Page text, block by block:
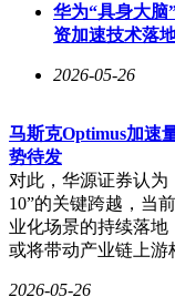
华为“具身大脑
资加速技术落
2026-05-26
马斯克Optimus加速
势待发
对此，华源证券认
10”的关键跨越，当
业化场景的持续落地
或将带动产业链上
2026-05-26